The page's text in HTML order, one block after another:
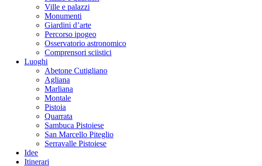
Ville e palazzi
Monumenti
Giardini d’arte
Percorso ipogeo
Osservatorio astronomico
Comprensori sciistici
Luoghi
Abetone Cutigliano
Agliana
Marliana
Montale
Pistoia
Quarrata
Sambuca Pistoiese
San Marcello Piteglio
Serravalle Pistoiese
Idee
Itinerari